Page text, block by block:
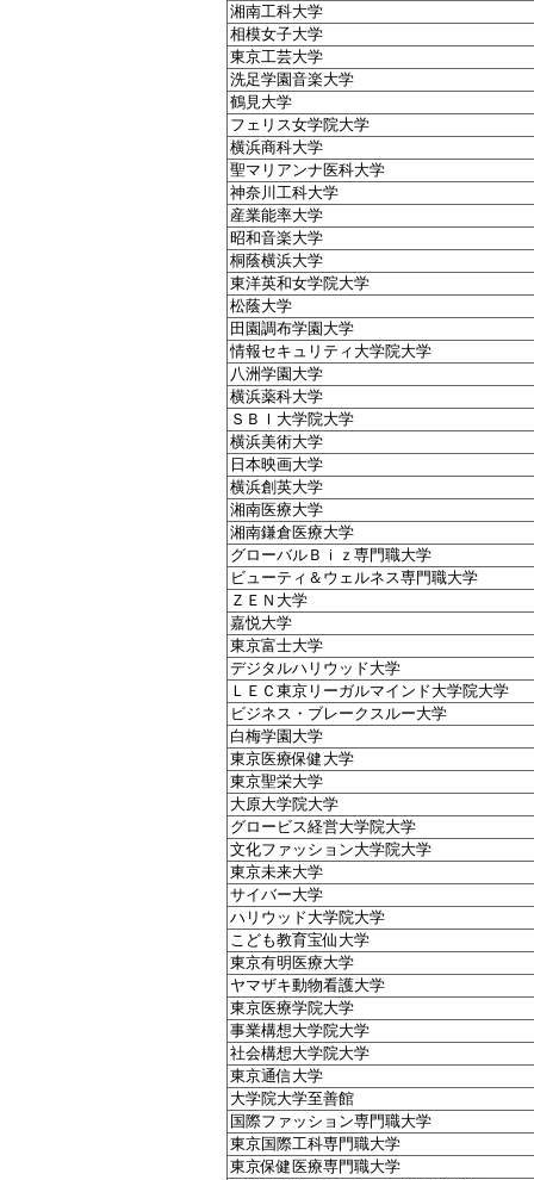
湘南工科大学
相模女子大学
東京工芸大学
洗足学園音楽大学
鶴見大学
フェリス女学院大学
横浜商科大学
聖マリアンナ医科大学
神奈川工科大学
産業能率大学
昭和音楽大学
桐蔭横浜大学
東洋英和女学院大学
松蔭大学
田園調布学園大学
情報セキュリティ大学院大学
八洲学園大学
横浜薬科大学
ＳＢＩ大学院大学
横浜美術大学
日本映画大学
横浜創英大学
湘南医療大学
湘南鎌倉医療大学
グローバルＢｉｚ専門職大学
ビューティ＆ウェルネス専門職大学
ＺＥＮ大学
嘉悦大学
東京富士大学
デジタルハリウッド大学
ＬＥＣ東京リーガルマインド大学院大学
ビジネス・ブレークスルー大学
白梅学園大学
東京医療保健大学
東京聖栄大学
大原大学院大学
グロービス経営大学院大学
文化ファッション大学院大学
東京未来大学
サイバー大学
ハリウッド大学院大学
こども教育宝仙大学
東京有明医療大学
ヤマザキ動物看護大学
東京医療学院大学
事業構想大学院大学
社会構想大学院大学
東京通信大学
大学院大学至善館
国際ファッション専門職大学
東京国際工科専門職大学
東京保健医療専門職大学